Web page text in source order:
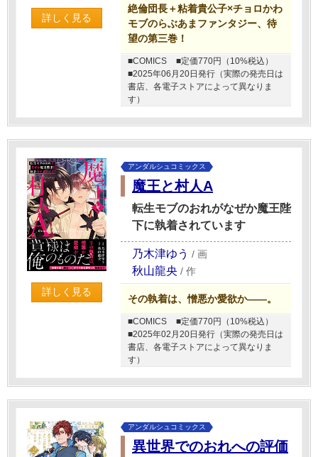
詳しく見る
絶倫団長＋粘着貴公子×チョロかわ
モブのらぶあまファンタジー、待
望の第三巻！
■COMICS
■定価770円（10%税込）
■2025年06月20日発行（実際の発売日は
書店、各電子ストアによって異なりま
す）
詳しく見る
アンダルシュコミックス
魔王と村人A
転生モブのおれがなぜか魔王陛
下に執着されています
乃木津ゆう / 画
秋山龍央 / 作
その執着は、憎悪か愛欲か――。
■COMICS
■定価770円（10%税込）
■2025年02月20日発行（実際の発売日は
書店、各電子ストアによって異なりま
す）
アンダルシュコミックス
異世界でのおれへの評価